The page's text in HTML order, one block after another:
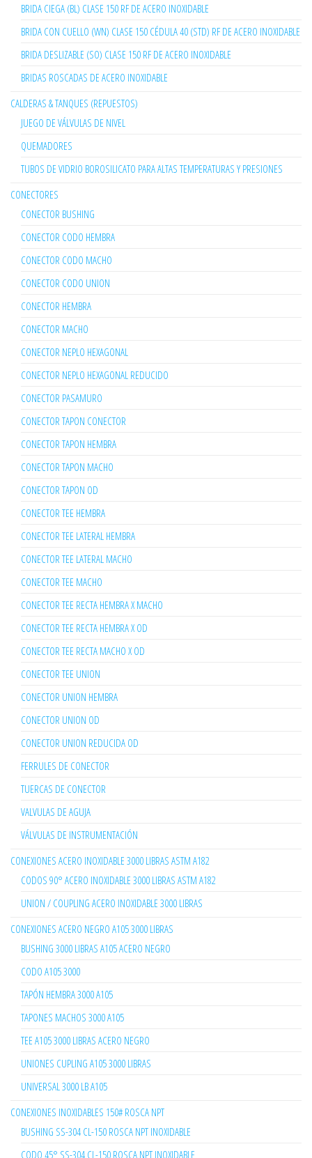
BRIDA CIEGA (BL) CLASE 150 RF DE ACERO INOXIDABLE
BRIDA CON CUELLO (WN) CLASE 150 CÉDULA 40 (STD) RF DE ACERO INOXIDABLE
BRIDA DESLIZABLE (SO) CLASE 150 RF DE ACERO INOXIDABLE
BRIDAS ROSCADAS DE ACERO INOXIDABLE
CALDERAS & TANQUES (REPUESTOS)
JUEGO DE VÁLVULAS DE NIVEL
QUEMADORES
TUBOS DE VIDRIO BOROSILICATO PARA ALTAS TEMPERATURAS Y PRESIONES
CONECTORES
CONECTOR BUSHING
CONECTOR CODO HEMBRA
CONECTOR CODO MACHO
CONECTOR CODO UNION
CONECTOR HEMBRA
CONECTOR MACHO
CONECTOR NEPLO HEXAGONAL
CONECTOR NEPLO HEXAGONAL REDUCIDO
CONECTOR PASAMURO
CONECTOR TAPON CONECTOR
CONECTOR TAPON HEMBRA
CONECTOR TAPON MACHO
CONECTOR TAPON OD
CONECTOR TEE HEMBRA
CONECTOR TEE LATERAL HEMBRA
CONECTOR TEE LATERAL MACHO
CONECTOR TEE MACHO
CONECTOR TEE RECTA HEMBRA X MACHO
CONECTOR TEE RECTA HEMBRA X OD
CONECTOR TEE RECTA MACHO X OD
CONECTOR TEE UNION
CONECTOR UNION HEMBRA
CONECTOR UNION OD
CONECTOR UNION REDUCIDA OD
FERRULES DE CONECTOR
TUERCAS DE CONECTOR
VALVULAS DE AGUJA
VÁLVULAS DE INSTRUMENTACIÓN
CONEXIONES ACERO INOXIDABLE 3000 LIBRAS ASTM A182
CODOS 90° ACERO INOXIDABLE 3000 LIBRAS ASTM A182
UNION / COUPLING ACERO INOXIDABLE 3000 LIBRAS
CONEXIONES ACERO NEGRO A105 3000 LIBRAS
BUSHING 3000 LIBRAS A105 ACERO NEGRO
CODO A105 3000
TAPÓN HEMBRA 3000 A105
TAPONES MACHOS 3000 A105
TEE A105 3000 LIBRAS ACERO NEGRO
UNIONES CUPLING A105 3000 LIBRAS
UNIVERSAL 3000 LB A105
CONEXIONES INOXIDABLES 150# ROSCA NPT
BUSHING SS-304 CL-150 ROSCA NPT INOXIDABLE
CODO 45° SS-304 CL-150 ROSCA NPT INOXIDABLE